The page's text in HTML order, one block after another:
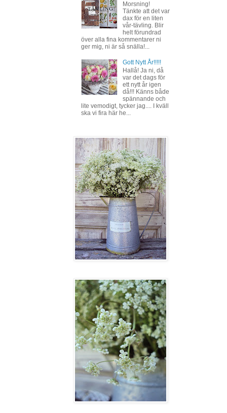
Morsning!
Tänkte att det var
dax för en liten
vår-tävling. Blir
helt förundrad
över alla fina kommentarer ni
ger mig, ni är så snälla!...
Gott Nytt År!!!!!
Hallå! Ja ni, då
var det dags för
ett nytt år igen
då!!! Känns både
spännande och
lite vemodigt, tycker jag.... I kväll
ska vi fira här he...